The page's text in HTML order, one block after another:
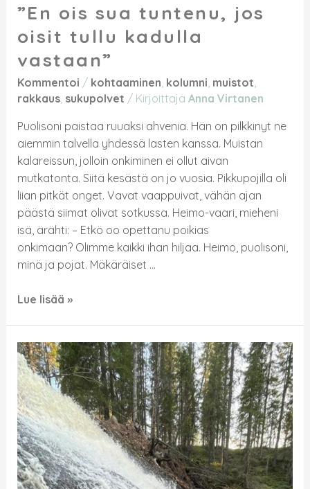
”En ois sua tuntenu, jos
oisit tullu kadulla
vastaan”
Kommentoi / kohtaaminen kolumni muistot
rakkaus, sukupolvet / Kirjoittaja Anna Virtanen
Puolisoni paistaa ruuaksi ahvenia. Hän on pilkkinyt ne
aiemmin talvella yhdessä lasten kanssa. Muistan
kalareissun, jolloin onkiminen ei ollut aivan
mutkatonta. Siitä kesästä on jo vuosia. Pikkupojilla oli
liian pitkät onget. Vavat vaappuivat, vähän ajan
päästä siimat olivat sotkussa. Heimo-vaari, mieheni
isä, ärähti: – Etkö oo opettanu poikias
onkimaan? Olimme kaikki ihan hiljaa. Heimo, puolisoni,
minä ja pojat. Mäkäräiset …
Lue lisää »